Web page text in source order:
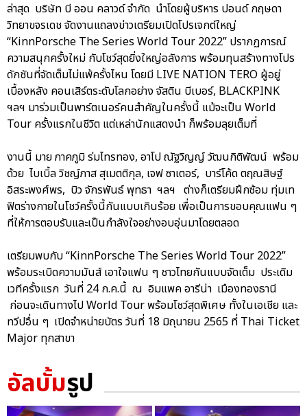
ล่าสุด บริษัท บี ออน คลาวด์ จำกัด นำโดยผู้บริหาร ปอนด์ กฤษดา
วิทยาขจรเดช จัดงานแถลงข่าวเตรียมเปิดโปรเจกต์ใหญ่
“KinnPorsche The Series World Tour 2022” ปรากฏการณ์
ความสนุกครั้งใหม่ กับโชว์สุดยิ่งใหญ่อลังการ พร้อมทุนสร้างทางโปร
ดักชันที่จัดเต็มไม่แพ้ครั้งไหน โดยมี LIVE NATION TERO ผู้อยู่
เบื้องหลัง คอนเสิร์ตระดับโลกอย่าง จัสติน บีเบอร์, BLACKPINK
ฯลฯ มาร่วมเป็นพาร์ตเนอร์คนสำคัญในครั้งนี้ แม้จะเป็น World
Tour ครั้งแรกในชีวิต แต่เหล่านักแสดงนำ ก็พร้อมลุยเต็มที่
งานนี้ มาย ภาคภูมิ ร่มไทรทอง, อาโป ณัฐวิญญ์ วัฒนกิติพัฒน์ พร้อม
ด้วย ไบเบิ้ล วิชญ์ภาส สุเมตติกุล, เจฟ ซาเตอร์, บาร์โค้ด ตฤณสิษฐ์
อิสระพงศ์พร, บิว จักรพันธ์ พุทธา ฯลฯ ต่างก็เตรียมฝึกซ้อม ทุ่มเท
ฟิตร่างกายในโชว์ครั้งนี้กันแบบเกินร้อย เพื่อเป็นการขอบคุณแฟน ๆ
ที่ให้การตอบรับและเป็นกำลังใจอย่างอบอุ่นมาโดยตลอด
เตรียมพบกับ “KinnPorsche The Series World Tour 2022”
พร้อมระเบิดความมันส์ เอาใจแฟน ๆ ชาวไทยกันแบบจัดเต็ม ประเดิม
เวทีครั้งแรก วันที่ 24 ก.ค.นี้ ณ อิมแพค อารีน่า เมืองทองธานี
ก่อนจะเดินทางไป World Tour พร้อมโชว์สุดพิเศษ ทั้งในเอเชีย และ
ทวีปอื่น ๆ เปิดจำหน่ายบัตร วันที่ 18 มิถุนายน 2565 ที่ Thai Ticket
Major ทุกสาขา
อัลบั้มรูป